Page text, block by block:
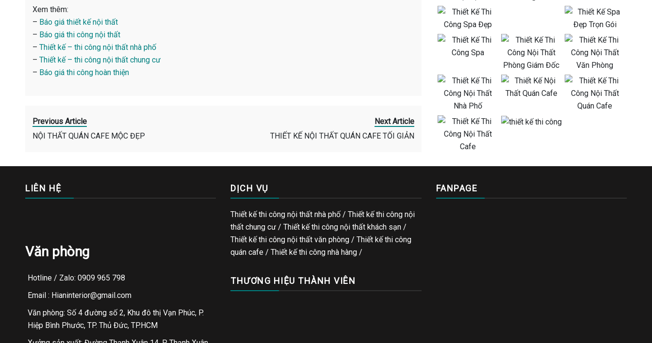
Xem thêm:
– Báo giá thiết kế nội thất
– Báo giá thi công nội thất
– Thiết kế – thi công nội thất nhà phố
– Thiết kế – thi công nội thất chung cư
– Báo giá thi công hoàn thiện
Previous Article
NỘI THẤT QUÁN CAFE MỘC ĐẸP
Next Article
THIẾT KẾ NỘI THẤT QUÁN CAFE TỐI GIẢN
LIÊN HỆ
Văn phòng
Hotline / Zalo: 0909 965 798
Email : Hianinterior@gmail.com
Văn phòng: Số 4 đường số 2, Khu đô thị Vạn Phúc, P.
Hiệp Bình Phước, TP. Thủ Đức, TP.HCM
DỊCH VỤ
Thiết kế thi công nội thất nhà phố / Thiết kế thi công nội
thất chung cư / Thiết kế thi công nội thất khách sạn /
Thiết kế thi công nội thất văn phòng /Thiết kế thi công
quán cafe /Thiết kế thi công nhà hàng /
THƯƠNG HIỆU THÀNH VIÊN
FANPAGE